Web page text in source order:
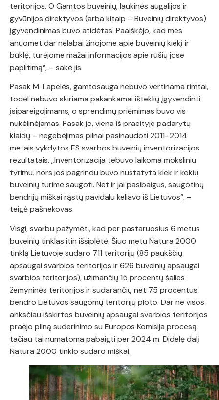
teritorijos. O Gamtos buveinių, laukinės augalijos ir
gyvūnijos direktyvos (arba kitaip – Buveinių direktyvos)
įgyvendinimas buvo atidėtas. Paaiškėjo, kad mes
anuomet dar nelabai žinojome apie buveinių kiekį ir
būklę, turėjome mažai informacijos apie rūšių jose
paplitimą“, – sakė jis.
Pasak M. Lapelės, gamtosauga nebuvo vertinama rimtai,
todėl nebuvo skiriama pakankamai išteklių įgyvendinti
įsipareigojimams, o sprendimų priėmimas buvo vis
nukėlinėjamas. Pasak jo, viena iš praeityje padarytų
klaidų – negebėjimas pilnai pasinaudoti 2011–2014
metais vykdytos ES svarbos buveinių inventorizacijos
rezultatais. „Inventorizacija tebuvo laikoma moksliniu
tyrimu, nors jos pagrindu buvo nustatyta kiek ir kokių
buveinių turime saugoti. Net ir jai pasibaigus, saugotinų
bendrijų miškai rąstų pavidalu keliavo iš Lietuvos“, –
teigė pašnekovas.
Visgi, svarbu pažymėti, kad per pastaruosius 6 metus
buveinių tinklas itin išsiplėtė. Šiuo metu Natura 2000
tinklą Lietuvoje sudaro 711 teritorijų (85 paukščių
apsaugai svarbios teritorijos ir 626 buveinių apsaugai
svarbios teritorijos), užimančių 15 procentų šalies
žemyninės teritorijos ir sudarančių net 75 procentus
bendro Lietuvos saugomų teritorijų ploto. Dar ne visos
anksčiau išskirtos buveinių apsaugai svarbios teritorijos
praėjo pilną suderinimo su Europos Komisija procesą,
tačiau tai numatoma pabaigti per 2024 m. Didelę dalį
Natura 2000 tinklo sudaro miškai.